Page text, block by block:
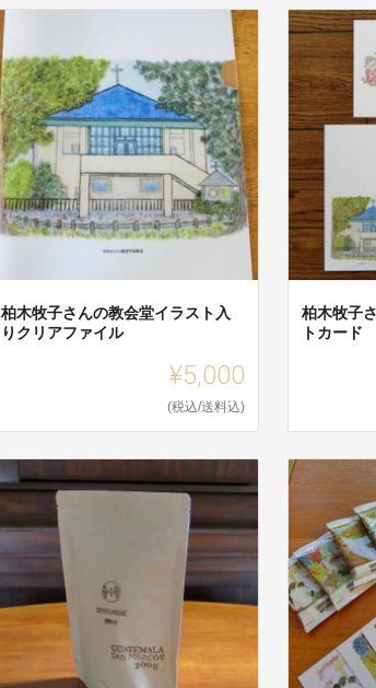
柏木牧子さんの教会堂イラスト入
りクリアファイル
¥5,000
(税込/送料込)
柏木牧子
トカード